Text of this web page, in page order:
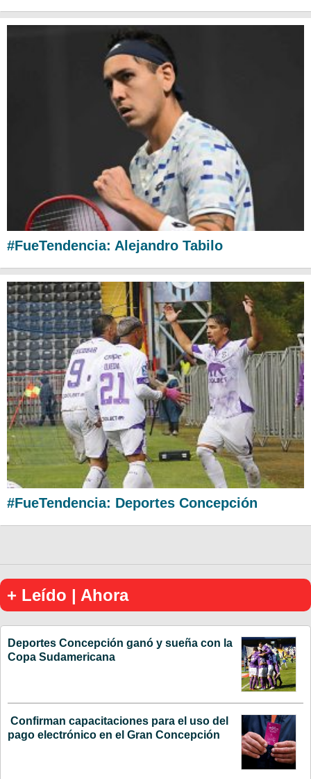
#FueTendencia: Alejandro Tabilo
#FueTendencia: Deportes Concepción
+ Leído | Ahora
Deportes Concepción ganó y sueña con la
Copa Sudamericana
Confirman capacitaciones para el uso del
pago electrónico en el Gran Concepción